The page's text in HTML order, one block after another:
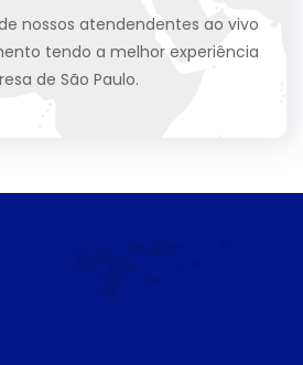
nossos atendendentes ao vivo
tendo a melhor experiência
de São Paulo.